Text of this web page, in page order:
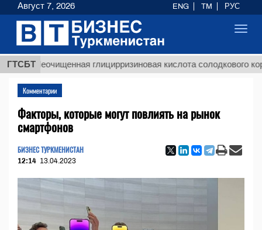
ГТСБТ
Неочищенная глицирризиновая кислота солодкового корня
Комментарии
Факторы, которые могут повлиять на рынок
смартфонов
БИЗНЕС ТУРКМЕНИСТАН
12:14 13.04.2023
Август 7, 2026 ENG TM РУС